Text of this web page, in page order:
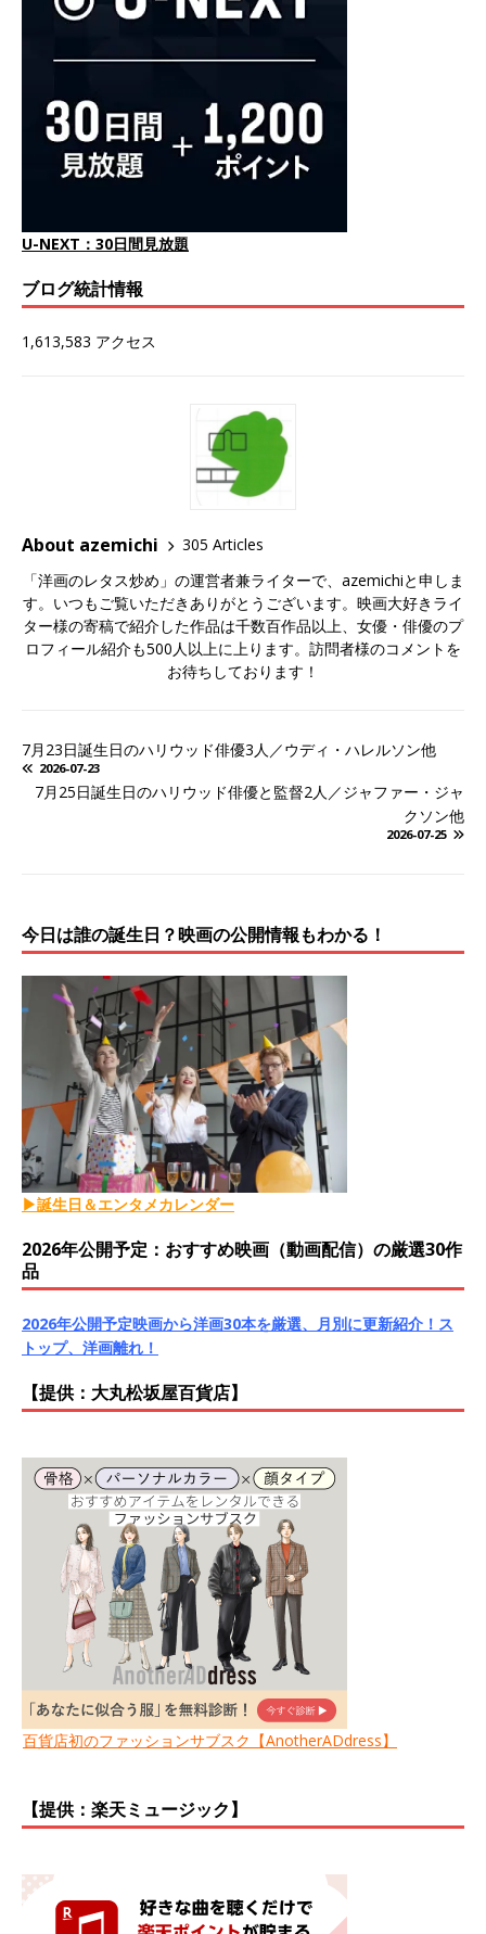
U-NEXT：30日間見放題
ブログ統計情報
1,613,583 アクセス
About azemichi
305 Articles
「洋画のレタス炒め」の運営者兼ライターで、azemichiと申しま
す。いつもご覧いただきありがとうございます。映画大好きライ
ター様の寄稿で紹介した作品は千数百作品以上、女優・俳優のプ
ロフィール紹介も500人以上に上ります。訪問者様のコメントを
お待ちしております！
7月23日誕生日のハリウッド俳優3人／ウディ・ハレルソン他
2026-07-23
7月25日誕生日のハリウッド俳優と監督2人／ジャファー・ジャ
クソン他
2026-07-25
今日は誰の誕生日？映画の公開情報もわかる！
▶誕生日＆エンタメカレンダー
2026年公開予定：おすすめ映画（動画配信）の厳選30作
品
2026年公開予定映画から洋画30本を厳選、月別に更新紹介！ス
トップ、洋画離れ！
【提供：大丸松坂屋百貨店】
百貨店初のファッションサブスク【AnotherADdress】
【提供：楽天ミュージック】